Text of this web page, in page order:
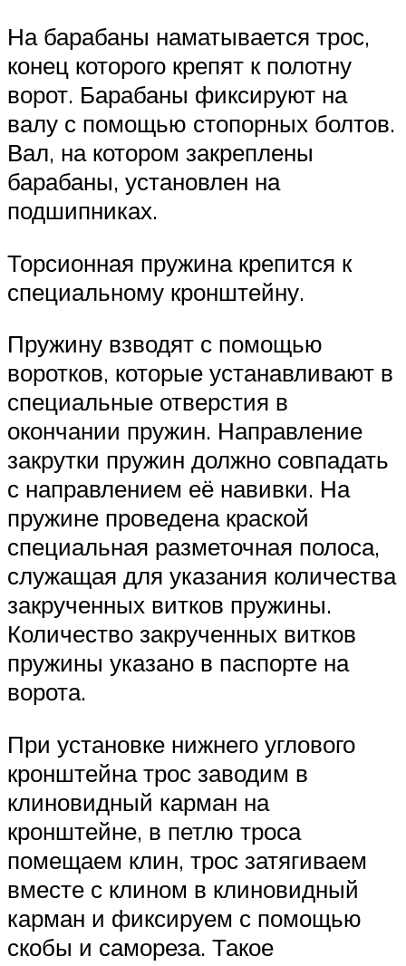
На барабаны наматывается трос,
конец которого крепят к полотну
ворот. Барабаны фиксируют на
валу с помощью стопорных болтов.
Вал, на котором закреплены
барабаны, установлен на
подшипниках.
Торсионная пружина крепится к
специальному кронштейну.
Пружину взводят с помощью
воротков, которые устанавливают в
специальные отверстия в
окончании пружин. Направление
закрутки пружин должно совпадать
с направлением её навивки. На
пружине проведена краской
специальная разметочная полоса,
служащая для указания количества
закрученных витков пружины.
Количество закрученных витков
пружины указано в паспорте на
ворота.
При установке нижнего углового
кронштейна трос заводим в
клиновидный карман на
кронштейне, в петлю троса
помещаем клин, трос затягиваем
вместе с клином в клиновидный
карман и фиксируем с помощью
скобы и самореза. Такое